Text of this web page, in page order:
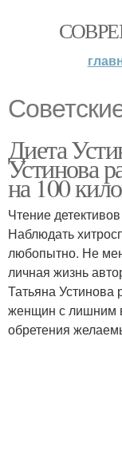
Диета
Устинова
на 100
Чтение
Наблюдать
любопытно. Не
личная жизнь
Татьяна Устинова
женщин с лишним
обретения